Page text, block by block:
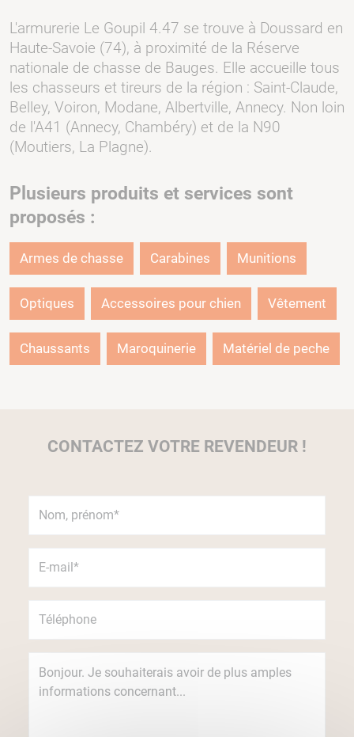
L'armurerie Le Goupil 4.47 se trouve à Doussard en
Haute-Savoie (74), à proximité de la Réserve
nationale de chasse de Bauges. Elle accueille tous
les chasseurs et tireurs de la région : Saint-Claude,
Belley, Voiron, Modane, Albertville, Annecy. Non loin
de l'A41 (Annecy, Chambéry) et de la N90
(Moutiers, La Plagne).
Plusieurs produits et services sont
proposés :
Armes de chasse Carabines Munitions
Optiques Accessoires pour chien Vêtement
Chaussants Maroquinerie Matériel de peche
CONTACTEZ VOTRE REVENDEUR !